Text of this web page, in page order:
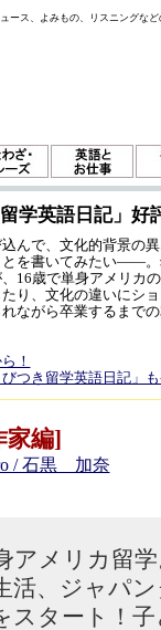
ース、よみもの、リスニングな
留学英語日記」好
んで、文化的背景の
とを書いてみたい——
16歳で単身アメリカ
り、文化の違いにシ
ながら卒業するまで
！
つき留学英語日記」
家編]
/ 石黒 加奈
アメリカ留
活、ジャパ
スタート！